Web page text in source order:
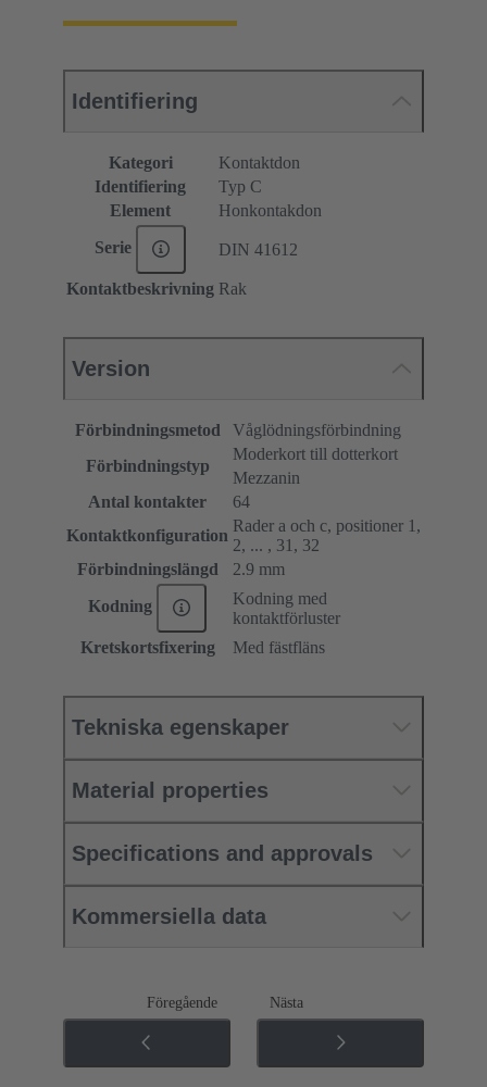
Identifiering
Kategori
Kontaktdon
Identifiering
Typ C
Element
Honkontakdon
Serie DIN 41612
Kontaktbeskrivning Rak
Version
Förbindningsmetod
Våglödningsförbindning
Förbindningstyp
Moderkort till dotterkort
Mezzanin
Antal kontakter
64
Kontaktkonfiguration
Rader a och c, positioner 1,
2, ... , 31, 32
Förbindningslängd
2.9 mm
Kodning
Kodning med
kontaktförluster
Kretskortsfixering
Med fästfläns
Tekniska egenskaper
Material properties
Specifications and approvals
Kommersiella data
Föregående Nästa